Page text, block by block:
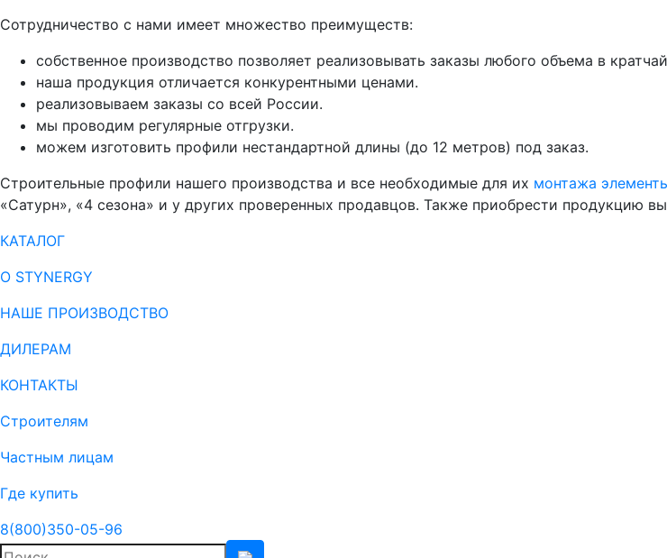
Сотрудничество с нами имеет множество преимуществ:
собственное производство позволяет реализовывать заказы любого объема в
наша продукция отличается конкурентными ценами.
реализовываем заказы со всей России.
мы проводим регулярные отгрузки.
можем изготовить профили нестандартной длины (до 12 метров) под заказ.
Строительные профили нашего производства и все необходимые для их монтажа
«Сатурн», «4 сезона» и у других проверенных продавцов. Также приобрести продукцию
КАТАЛОГ
О STYNERGY
НАШЕ ПРОИЗВОДСТВО
ДИЛЕРАМ
КОНТАКТЫ
Строителям
Частным лицам
Где купить
8(800)350-05-96